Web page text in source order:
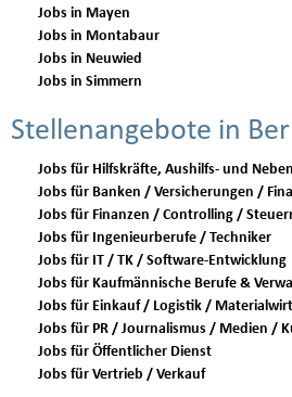
Jobs in Mayen
Jobs in Montabaur
Jobs in Neuwied
Jobs in Simmern
Stellenangebote in
Jobs für Hilfskräfte, Aushilfs- und
Jobs für Banken / Versicherungen /
Jobs für Finanzen / Controlling /
Jobs für Ingenieurberufe / Techniker
Jobs für IT / TK / Software-Entwicklung
Jobs für Kaufmännische Berufe &
Jobs für Einkauf / Logistik /
Jobs für PR / Journalismus / Medien /
Jobs für Öffentlicher Dienst
Jobs für Vertrieb / Verkauf